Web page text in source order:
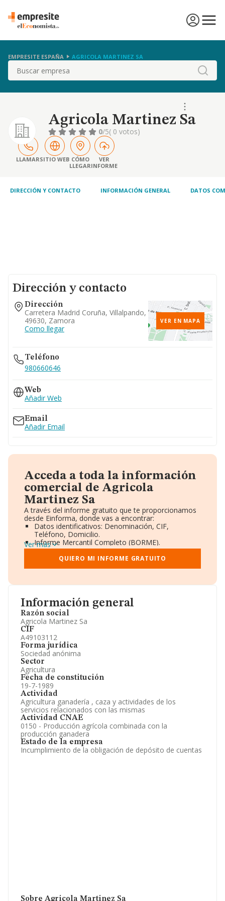
EMPRESITE ESPAÑA AGRICOLA MARTINEZ SA
Buscar
Agricola Martinez Sa
0/5( 0 votos)
LLAMARSITIO WEB CÓMO
LLEGAR
VER
INFORME
DIRECCIÓN Y CONTACTO INFORMACIÓN GENERAL DATOS
Información general
Razón social
Agricola Martinez Sa
CIF
A49103112
Forma jurídica
Sociedad anónima
Sector
Agricultura
Fecha de constitución
19-7-1989
Actividad
Agricultura ganadería , caza y actividades de los
servicios relacionados con las mismas
Actividad CNAE
0150 - Producción agrícola combinada con la
producción ganadera
Estado de la empresa
Incumplimiento de la obligación de depósito de cuentas
Sobre Agricola Martinez Sa
Dirección y contacto
Dirección
Carretera Madrid Coruña, Villalpando,
49630, Zamora
Como llegar
VER EN MAPA
Teléfono
980660646
Web
Añadir Web
Email
Añadir Email
Acceda a toda la información
comercial de Agricola
Martinez Sa
A través del informe gratuito que te proporcionamos
desde Einforma, donde vas a encontrar:
Datos identificativos: Denominación, CIF,
Teléfono, Domicilio.
Informe Mercantil Completo (BORME).
Gráficos de Evolución Ventas y Empleados.
Consejo de Administración y Administradores.
Directivos y Ejecutivos.
Información oficial y registral complementaria.
Ver más
QUIERO MI INFORME GRATUITO